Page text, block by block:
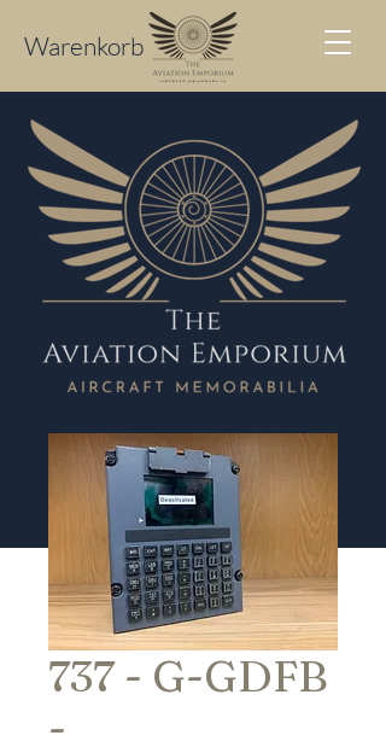
Warenkorb
737 - G-GDFB
-